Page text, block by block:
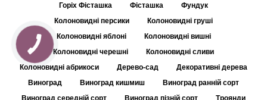
Горіх Фісташка
Фісташка
Фундук
Колоновидні персики
Колоновидні груші
Колоновидні яблоні
Колоновидні вишні
Колоновидні черешні
Колоновидні сливи
Колоновидні абрикоси
Дерево-сад
Декоративні дерева
Виноград
Виноград кишмиш
Виноград ранній сорт
Виноград середній сорт
Виноград пізній сорт
Троянди